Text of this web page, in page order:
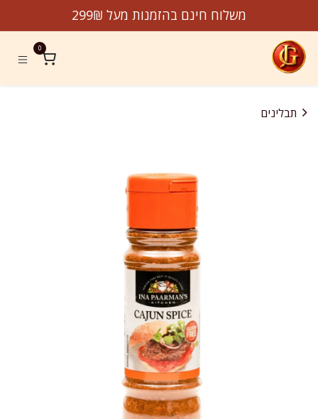
משלוח חינם בהזמנות מעל 299₪
0
תבלינים